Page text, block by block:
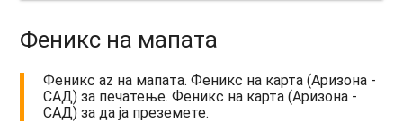
Феникс на мапата
Феникс az на мапата. Феникс на карта (Аризона -
САД) за печатење. Феникс на карта (Аризона -
САД) за да ја преземете.